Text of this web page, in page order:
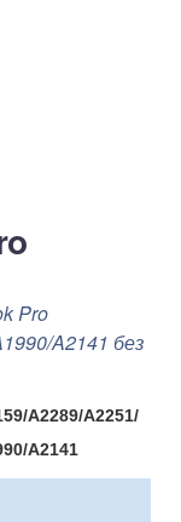
Pro
A2141 без
A2289/A2251/
A2141